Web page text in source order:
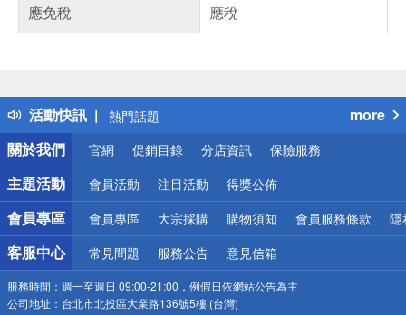
應免稅
應稅
活動快訊
得獎公告
熱門話題
銀行優惠
偏遠地區配送
詐騙網頁！請小心！
more
關於我們
官網 促銷目錄 分店資訊 保險服務
主題活動 會員活動 注目活動 得獎公佈
會員專區 會員專區 大宗採購 購物須知 會員服務條款 隱
客服中心 常見問題 服務公告 意見信箱
服務時間： 週一至週日 09:00-21:00，例假日依網站公告為主
公司地址： 台北市北投區大業路136號5樓 (台灣)